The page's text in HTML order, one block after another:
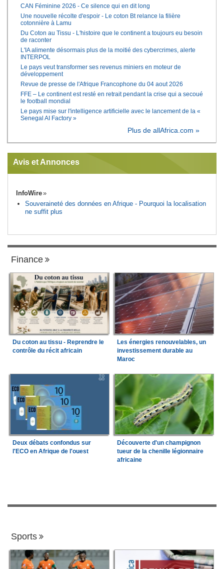
CAN Féminine 2026 - Ce silence qui en dit long
Une nouvelle récolte d'espoir - Le coton Bt relance la filière
cotonnière à Lamu
Du Coton au Tissu - L'histoire que le continent a toujours eu besoin
de raconter
L'IA alimente désormais plus de la moitié des cybercrimes, alerte
INTERPOL
Le pays veut transformer ses revenus miniers en moteur de
développement
Revue de presse de l'Afrique Francophone du 04 aout 2026
FFE – Le continent est resté en retrait pendant la crise qui a secoué
le football mondial
Le pays mise sur l'intelligence artificielle avec le lancement de la «
Senegal AI Factory »
Plus de allAfrica.com »
Avis et Annonces
InfoWire
Souveraineté des données en Afrique - Pourquoi la localisation
ne suffit plus
Finance
Du coton au tissu - Reprendre le
contrôle du récit africain
Les énergies renouvelables, un
investissement durable au
Maroc
Deux débats confondus sur
l'ECO en Afrique de l'ouest
Découverte d'un champignon
tueur de la chenille légionnaire
africaine
Sports